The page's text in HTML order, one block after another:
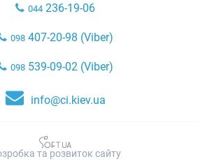
044 236-19-06
098407-20-98 (Viber)
098539-09-02 (Viber)
info@ci.kiev.ua
та розвиток сайту